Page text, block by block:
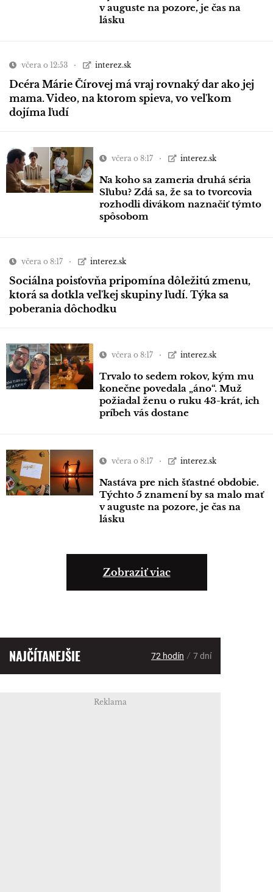
v auguste na pozore, je čas na
lásku
včera o 12:53 interez.sk
Dcéra Márie Čírovej má vraj rovnaký dar ako jej
mama. Video, na ktorom spieva, vo veľkom
dojíma ľudí
včera o 8:17 interez.sk
Na koho sa zameria druhá séria
Sľubu? Zdá sa, že sa to tvorcovia
rozhodli divákom naznačiť týmto
spôsobom
včera o 8:17 interez.sk
Sociálna poisťovňa pripomína dôležitú zmenu,
ktorá sa dotkla veľkej skupiny ľudí. Týka sa
poberania dôchodku
včera o 8:17 interez.sk
Trvalo to sedem rokov, kým mu
konečne povedala „áno“. Muž
požiadal ženu o ruku 43-krát, ich
príbeh vás dostane
včera o 8:17 interez.sk
Nastáva pre nich šťastné obdobie.
Týchto 5 znamení by sa malo mať
v auguste na pozore, je čas na
lásku
Zobraziť viac
NAJČÍTANEJŠIE 72 hodín / 7 dní
Reklama